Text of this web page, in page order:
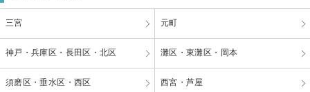
三宮 元町
神戸・兵庫区・長田区・北区 灘区・東灘区・岡本
須磨区・垂水区・西区 西宮・芦屋